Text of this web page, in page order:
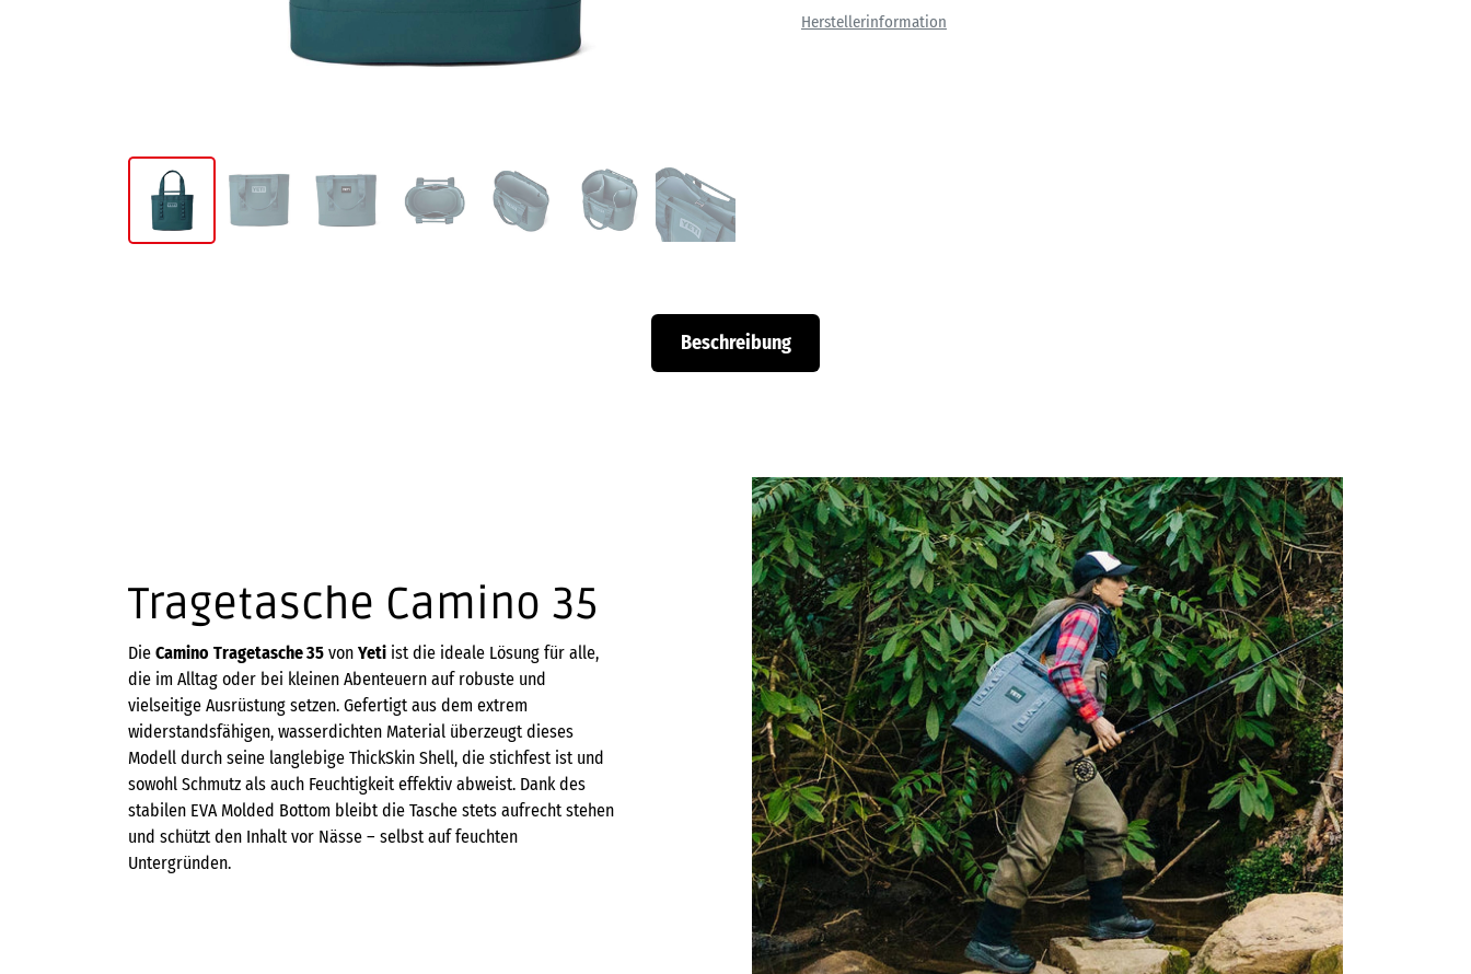
Beschreibung
Tragetasche Camino 35
Die Camino Tragetasche 35 von Yeti ist die ideale Lösung für alle,
die im Alltag oder bei kleinen Abenteuern auf robuste und
vielseitige Ausrüstung setzen. Gefertigt aus dem extrem
widerstandsfähigen, wasserdichten Material überzeugt dieses
Modell durch seine langlebige ThickSkin Shell, die stichfest ist und
sowohl Schmutz als auch Feuchtigkeit effektiv abweist. Dank des
stabilen EVA Molded Bottom bleibt die Tasche stets aufrecht stehen
und schützt den Inhalt vor Nässe – selbst auf feuchten
Untergründen.